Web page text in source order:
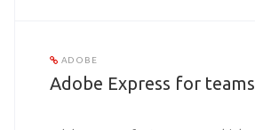
ADOBE
Adobe Express for teams